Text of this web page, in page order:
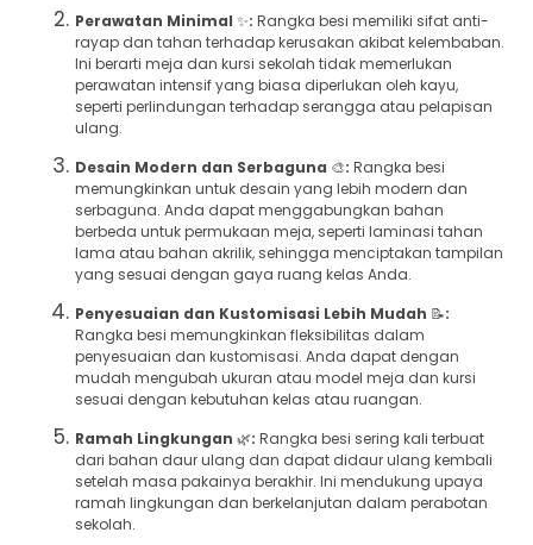
Perawatan Minimal ✨: Rangka besi memiliki sifat anti-
rayap dan tahan terhadap kerusakan akibat kelembaban.
Ini berarti meja dan kursi sekolah tidak memerlukan
perawatan intensif yang biasa diperlukan oleh kayu,
seperti perlindungan terhadap serangga atau pelapisan
ulang.
Desain Modern dan Serbaguna 🎨: Rangka besi
memungkinkan untuk desain yang lebih modern dan
serbaguna. Anda dapat menggabungkan bahan
berbeda untuk permukaan meja, seperti laminasi tahan
lama atau bahan akrilik, sehingga menciptakan tampilan
yang sesuai dengan gaya ruang kelas Anda.
Penyesuaian dan Kustomisasi Lebih Mudah 📝:
Rangka besi memungkinkan fleksibilitas dalam
penyesuaian dan kustomisasi. Anda dapat dengan
mudah mengubah ukuran atau model meja dan kursi
sesuai dengan kebutuhan kelas atau ruangan.
Ramah Lingkungan 🌿: Rangka besi sering kali terbuat
dari bahan daur ulang dan dapat didaur ulang kembali
setelah masa pakainya berakhir. Ini mendukung upaya
ramah lingkungan dan berkelanjutan dalam perabotan
sekolah.